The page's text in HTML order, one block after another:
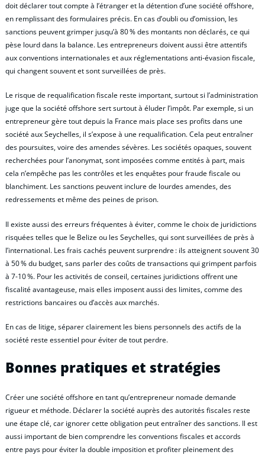
doit déclarer tout compte à l’étranger et la détention d’une société offshore,
en remplissant des formulaires précis. En cas d’oubli ou d’omission, les
sanctions peuvent grimper jusqu’à 80 % des montants non déclarés, ce qui
pèse lourd dans la balance. Les entrepreneurs doivent aussi être attentifs
aux conventions internationales et aux réglementations anti-évasion fiscale,
qui changent souvent et sont surveillées de près.
Le risque de requalification fiscale reste important, surtout si l’administration
juge que la société offshore sert surtout à éluder l’impôt. Par exemple, si un
entrepreneur gère tout depuis la France mais place ses profits dans une
société aux Seychelles, il s’expose à une requalification. Cela peut entraîner
des poursuites, voire des amendes sévères. Les sociétés opaques, souvent
recherchées pour l’anonymat, sont imposées comme entités à part, mais
cela n’empêche pas les contrôles et les enquêtes pour fraude fiscale ou
blanchiment. Les sanctions peuvent inclure de lourdes amendes, des
redressements et même des peines de prison.
Il existe aussi des erreurs fréquentes à éviter, comme le choix de juridictions
risquées telles que le Belize ou les Seychelles, qui sont surveillées de près à
l’international. Les frais cachés peuvent surprendre : ils atteignent souvent 30
à 50 % du budget, sans parler des coûts de transactions qui grimpent parfois
à 7-10 %. Pour les activités de conseil, certaines juridictions offrent une
fiscalité avantageuse, mais elles imposent aussi des limites, comme des
restrictions bancaires ou d’accès aux marchés.
En cas de litige, séparer clairement les biens personnels des actifs de la
société reste essentiel pour éviter de tout perdre.
Bonnes pratiques et stratégies
Créer une société offshore en tant qu’entrepreneur nomade demande
rigueur et méthode. Déclarer la société auprès des autorités fiscales reste
une étape clé, car ignorer cette obligation peut entraîner des sanctions. Il est
aussi important de bien comprendre les conventions fiscales et accords
entre pays pour éviter la double imposition et profiter pleinement des